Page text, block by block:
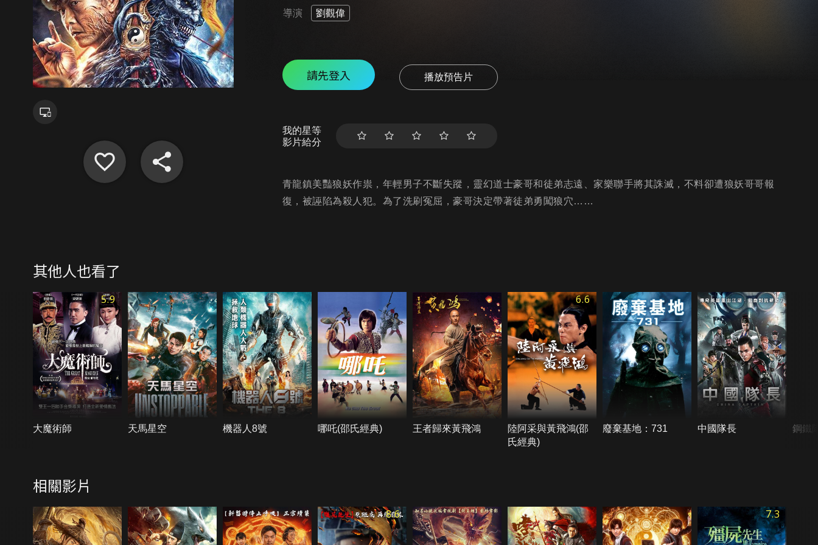
導演 劉觀偉
請先登入 播放預告片
我的星等
影片給分
青龍鎮美豔狼妖作祟，年輕男子不斷失蹤，靈幻道士豪哥和徒弟志遠、家樂聯手將其誅滅，不料卻遭狼妖哥哥報
復，被誣陷為殺人犯。為了洗刷冤屈，豪哥決定帶著徒弟勇闖狼穴……
其他人也看了
5.9
大魔術師 天馬星空 機器人8號 哪吒(邵氏經典) 王者歸來黃飛鴻
6.6
陸阿采與黃飛鴻(邵
氏經典)
廢棄基地：731 中國隊長 鋼鐵
相關影片
8.6 7.3